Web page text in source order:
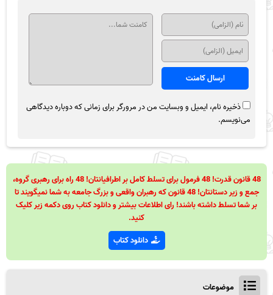
ذخیره نام، ایمیل و وبسایت من در مرورگر برای زمانی که دوباره دیدگاهی
می‌نویسم.
48 قانون قدرت! 48 فرمول برای تسلط کامل بر اطرافیانتان! 48 راه برای رهبری گروه،
جمع و زیر دستانتان! 48 قانون که رهبران واقعی و بزرگ جامعه به شما نمیگویند تا
بر شما تسلط داشته باشند! رای اطلاعات بیشتر و دانلود کتاب روی دکمه زیر کلیک
کنید.
دانلود کتاب
موضوعات